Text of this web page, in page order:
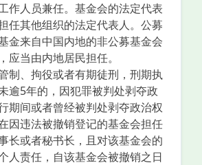
作人员兼任。基金会的法定代表
任其他组织的法定代表人。公募
金来自中国内地的非公募基金会
应当由内地居民担任。
处管制、拘役或者有期徒刑，刑期执
逾5年的，因犯罪被判处剥夺政
期间或者曾经被判处剥夺政治权
因违法被撤销登记的基金会担任
长或者秘书长，且对该基金会的
人责任，自该基金会被撤销之日